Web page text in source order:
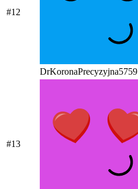
#12
DrKoronaPrecyzyjna5759
#13